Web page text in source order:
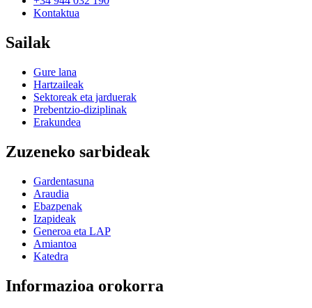
Kontaktua
Sailak
Gure lana
Hartzaileak
Sektoreak eta jarduerak
Prebentzio-diziplinak
Erakundea
Zuzeneko sarbideak
Gardentasuna
Araudia
Ebazpenak
Izapideak
Generoa eta LAP
Amiantoa
Katedra
Informazioa orokorra